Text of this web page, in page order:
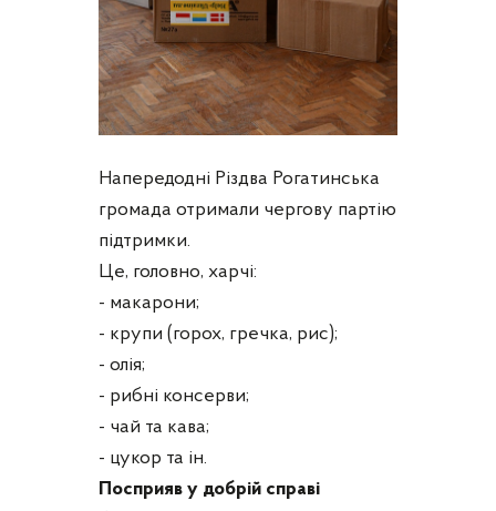
Напередодні Різдва Рогатинська
громада отримали чергову партію
підтримки.
Це, головно, харчі:
- макарони;
- крупи (горох, гречка, рис);
- олія;
- рибні консерви;
- чай та кава;
- цукор та ін.
Посприяв у добрій справі